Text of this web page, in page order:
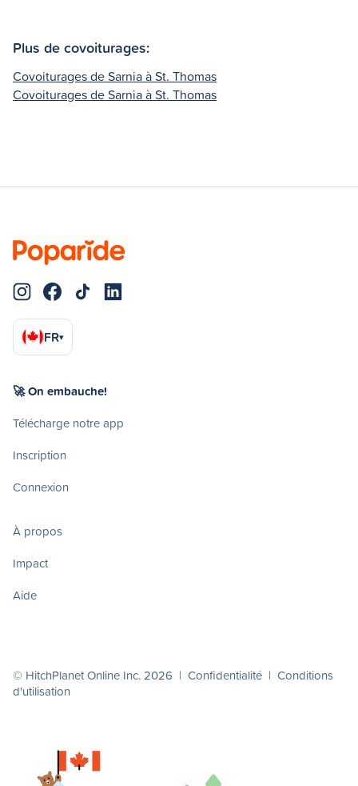
Plus de covoiturages:
Covoiturages de Sarnia à St. Thomas
Covoiturages de Sarnia à St. Thomas
FR▾
🚀 On embauche!
Télécharge notre app
Inscription
Connexion
À propos
Impact
Aide
© HitchPlanet Online Inc. 2026 | Confidentialité | Conditions
d'utilisation